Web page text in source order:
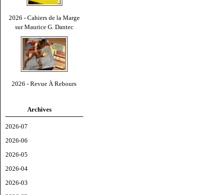
2026 - Cahiers de la Marge
sur Maurice G. Dantec
2026 - Revue À Rebours
Archives
2026-07
2026-06
2026-05
2026-04
2026-03